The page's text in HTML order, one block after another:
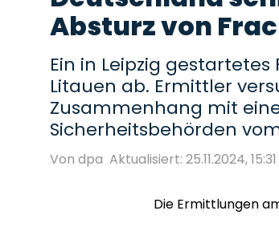
Absturz von
Ein in Leipzig
Litauen ab. Ermittler
Zusammenhang mit
Sicherheitsbehörden
Von dpa Aktualisiert: 25.11.2024, 15:31